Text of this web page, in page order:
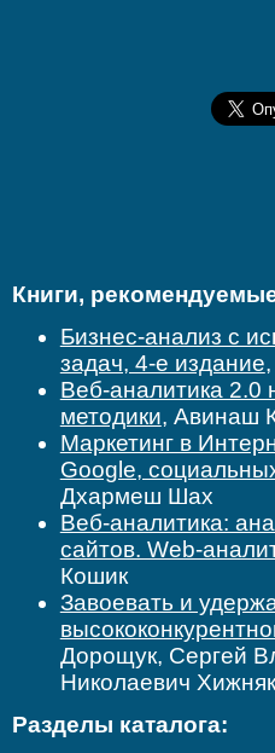
Книги,
Бизнес-анализ с
задач, 4-е издание
Веб-аналитика 2.0
методики, Авинаш
Маркетинг в
Google,
Дхармеш Шах
Веб-аналитика:
сайтов. Web-
Кошик
Завоевать и
Дорощук, Сергей
Николаевич Хижняк
Разделы каталога: